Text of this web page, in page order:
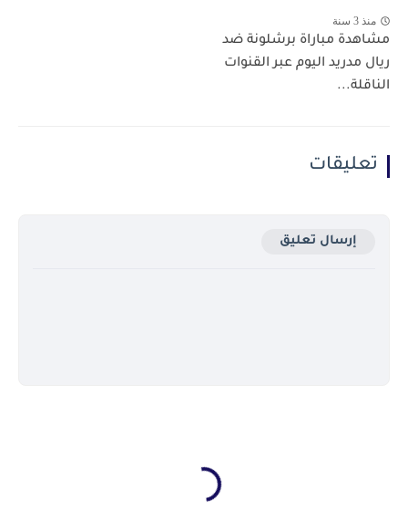
منذ 3 سنة
مشاهدة مباراة برشلونة ضد
ريال مدريد اليوم عبر القنوات
الناقلة...
تعليقات
إرسال تعليق